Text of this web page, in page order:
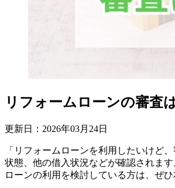
リフォームローンの審査
更新日： 2026年03月 24日
「リフォームローンを利用したいけど
状態、他の借入状況などが確認されま
ローンの利用を検討している方は、ぜ